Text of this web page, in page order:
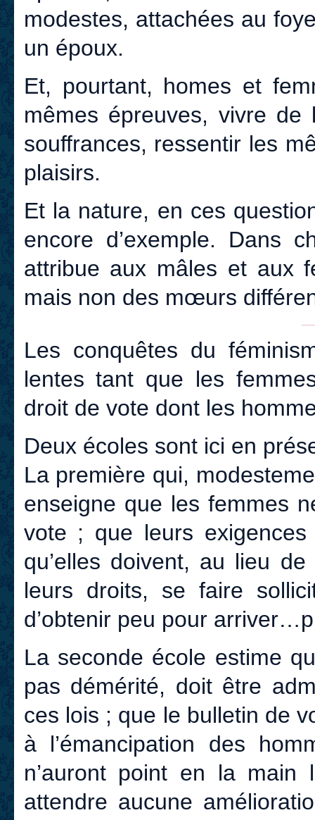
modestes, attachées au
un époux.
Et, pourtant, homes et
mêmes épreuves, vivre
souffrances, ressentir les
plaisirs.
Et la nature, en ces
encore d’exemple. Dans
attribue aux mâles et aux
mais non des mœurs
Les conquêtes du
lentes tant que les
droit de vote dont les
Deux écoles sont ici en
La première qui,
enseigne que les femmes
vote ; que leurs
qu’elles doivent, au lieu
leurs droits, se faire
d’obtenir peu pour
La seconde école estime
pas démérité, doit être
ces lois ; que le bulletin de
à l’émancipation des
n’auront point en la
attendre aucune